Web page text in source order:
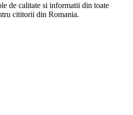
de calitate si informatii din toate
cititorii din Romania.